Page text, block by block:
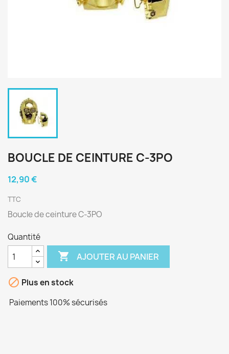
BOUCLE DE CEINTURE C-3PO
12,90 €
TTC
Boucle de ceinture C-3PO
Quantité
 AJOUTER AU PANIER
 Plus en stock
Paiements 100% sécurisés